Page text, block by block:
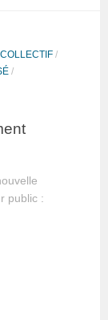
/
/
public :